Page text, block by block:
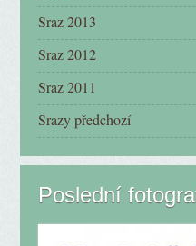
Sraz 2013
Sraz 2012
Sraz 2011
Srazy předchozí
Poslední